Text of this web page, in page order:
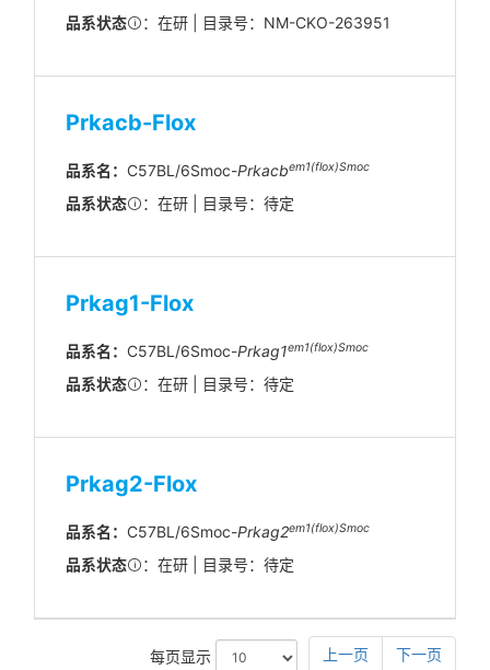
品系状态 ：在研 | 目录号：NM-CKO-263951
Prkacb-Flox
品系名： C57BL/6Smoc-Prkacbem1(flox)Smoc
品系状态 ：在研 | 目录号：待定
Prkag1-Flox
品系名： C57BL/6Smoc-Prkag1em1(flox)Smoc
品系状态 ：在研 | 目录号：待定
Prkag2-Flox
品系名： C57BL/6Smoc-Prkag2em1(flox)Smoc
品系状态 ：在研 | 目录号：待定
每页显示 上一页 下一页